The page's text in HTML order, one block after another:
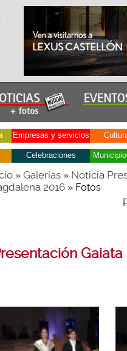
Empresas y servicios
Celebraciones
» Galerías» Noticia
2016» Fotos